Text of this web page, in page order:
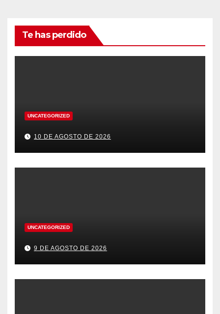
Te has perdido
UNCATEGORIZED
10 DE AGOSTO DE 2026
UNCATEGORIZED
9 DE AGOSTO DE 2026